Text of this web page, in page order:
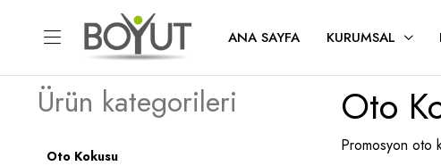
ANA SAYFA KURUMSAL
Oto
Promosyon oto
Ürün kategorileri
Oto Kokusu